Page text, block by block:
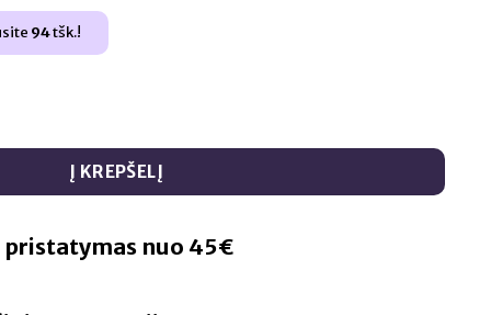
94tšk.!
Į KREPŠELĮ
pristatymas nuo 45€